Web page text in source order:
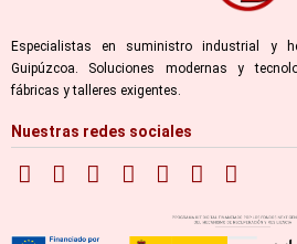
Especialistas en suministro industrial y
Guipúzcoa. Soluciones modernas y
fábricas y talleres exigentes.
Nuestras redes sociales